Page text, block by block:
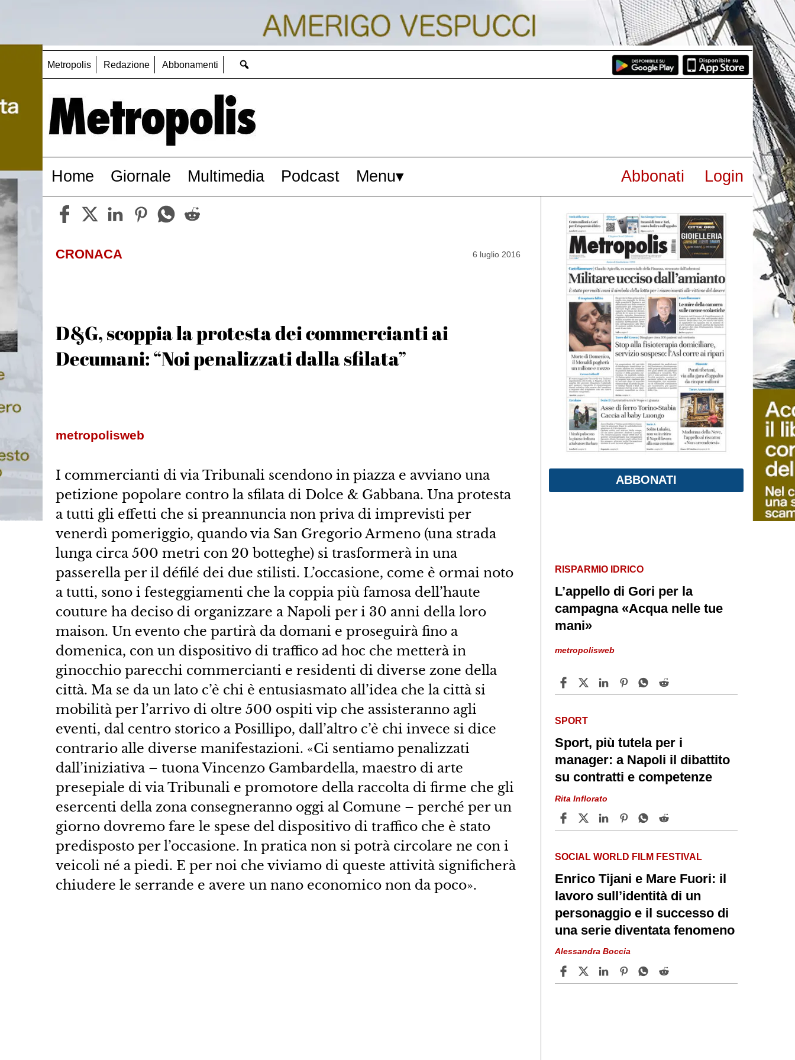
Metropolis Redazione Abbonamenti
Home Giornale Multimedia Podcast Menu Abbonati Login
CRONACA 6 luglio 2016
D&G, scoppia la protesta dei commercianti ai
Decumani: “Noi penalizzati dalla sfilata”
metropolisweb
I commercianti di via Tribunali scendono in piazza e avviano una
petizione popolare contro la sfilata di Dolce & Gabbana. Una protesta
a tutti gli effetti che si preannuncia non priva di imprevisti per
venerdì pomeriggio, quando via San Gregorio Armeno (una strada
lunga circa 500 metri con 20 botteghe) si trasformerà in una
passerella per il défilé dei due stilisti. L’occasione, come è ormai noto
a tutti, sono i festeggiamenti che la coppia più famosa dell’haute
couture ha deciso di organizzare a Napoli per i 30 anni della loro
maison. Un evento che partirà da domani e proseguirà fino a
domenica, con un dispositivo di traffico ad hoc che metterà in
ginocchio parecchi commercianti e residenti di diverse zone della
città. Ma se da un lato c’è chi è entusiasmato all’idea che la città si
mobilità per l’arrivo di oltre 500 ospiti vip che assisteranno agli
eventi, dal centro storico a Posillipo, dall’altro c’è chi invece si dice
contrario alle diverse manifestazioni. «Ci sentiamo penalizzati
dall’iniziativa – tuona Vincenzo Gambardella, maestro di arte
presepiale di via Tribunali e promotore della raccolta di firme che gli
esercenti della zona consegneranno oggi al Comune – perché per un
giorno dovremo fare le spese del dispositivo di traffico che è stato
predisposto per l’occasione. In pratica non si potrà circolare ne con i
veicoli né a piedi. E per noi che viviamo di queste attività significherà
chiudere le serrande e avere un nano economico non da poco».
ABBONATI
RISPARMIO IDRICO
L’appello di Gori per la
campagna «Acqua nelle tue
mani»
metropolisweb
SPORT
Sport, più tutela per i
manager: a Napoli il dibattito
su contratti e competenze
Rita Inflorato
SOCIAL WORLD FILM FESTIVAL
Enrico Tijani e Mare Fuori: il
lavoro sull’identità di un
personaggio e il successo di
una serie diventata fenomeno
Alessandra Boccia